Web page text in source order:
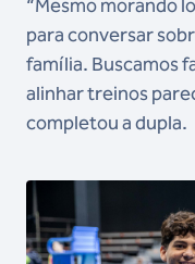
“Mesmo morando
para conversar
família. Buscamos
alinhar treinos
completou a dupla.